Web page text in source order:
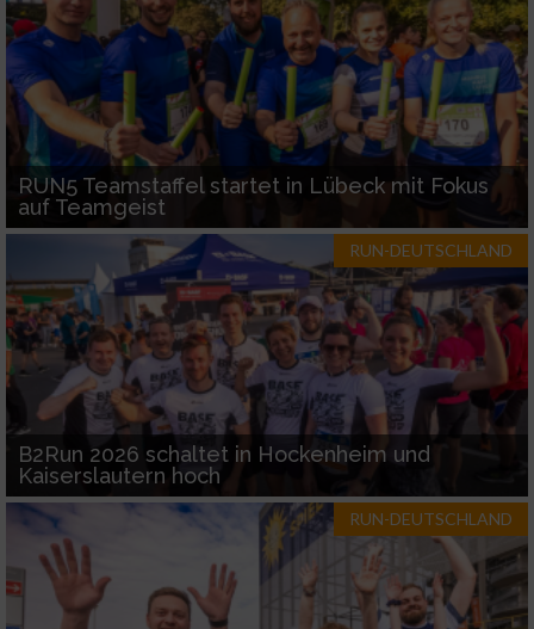
RUN5 Teamstaffel startet in Lübeck mit Fokus
auf Teamgeist
RUN-DEUTSCHLAND
B2Run 2026 schaltet in Hockenheim und
Kaiserslautern hoch
RUN-DEUTSCHLAND